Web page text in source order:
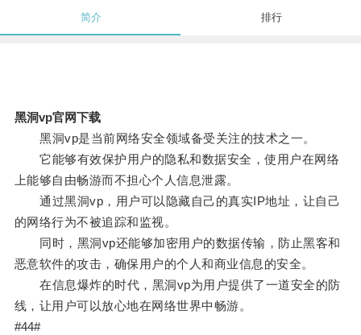
简介 排行
黑洞vp官网下载
黑洞vp是当前网络安全领域备受关注的技术之一。
它能够有效保护用户的隐私和数据安全，使用户在网络
上能够自由畅游而不担心个人信息泄露。
通过黑洞vp，用户可以隐藏自己的真实IP地址，让自己
的网络行为不被追踪和监视。
同时，黑洞vp还能够加密用户的数据传输，防止黑客和
恶意软件的攻击，确保用户的个人和商业信息的安全。
在信息爆炸的时代，黑洞vp为用户提供了一道安全的防
线，让用户可以放心地在网络世界中畅游。
#44#